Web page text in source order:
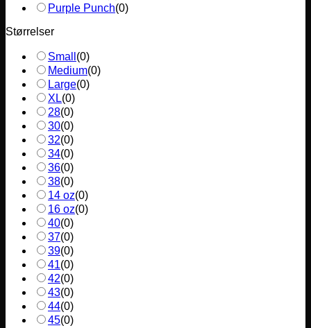
Purple Punch(0)
Størrelser
Small (0)
Medium(0)
Large(0)
XL(0)
28(0)
30(0)
32(0)
34(0)
36(0)
38(0)
14 oz(0)
16 oz(0)
40(0)
37(0)
39(0)
41(0)
42(0)
43(0)
44(0)
45(0)